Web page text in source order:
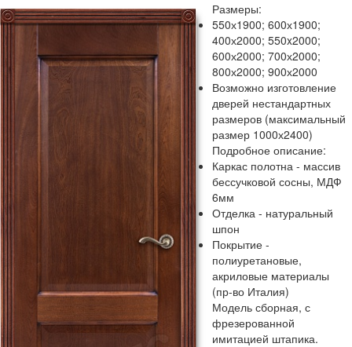
Размеры:
550х1900; 600х1900;
400х2000; 550x2000;
600х2000; 700х2000;
800х2000; 900х2000
Возможно изготовление
дверей нестандартных
размеров (максимальный
размер 1000х2400)
Подробное описание:
Каркас полотна - массив
бессучковой сосны, МДФ
6мм
Отделка - натуральный
шпон
Покрытие -
полиуретановые,
акриловые материалы
(пр-во Италия)
Модель сборная, с
фрезерованной
имитацией штапика.